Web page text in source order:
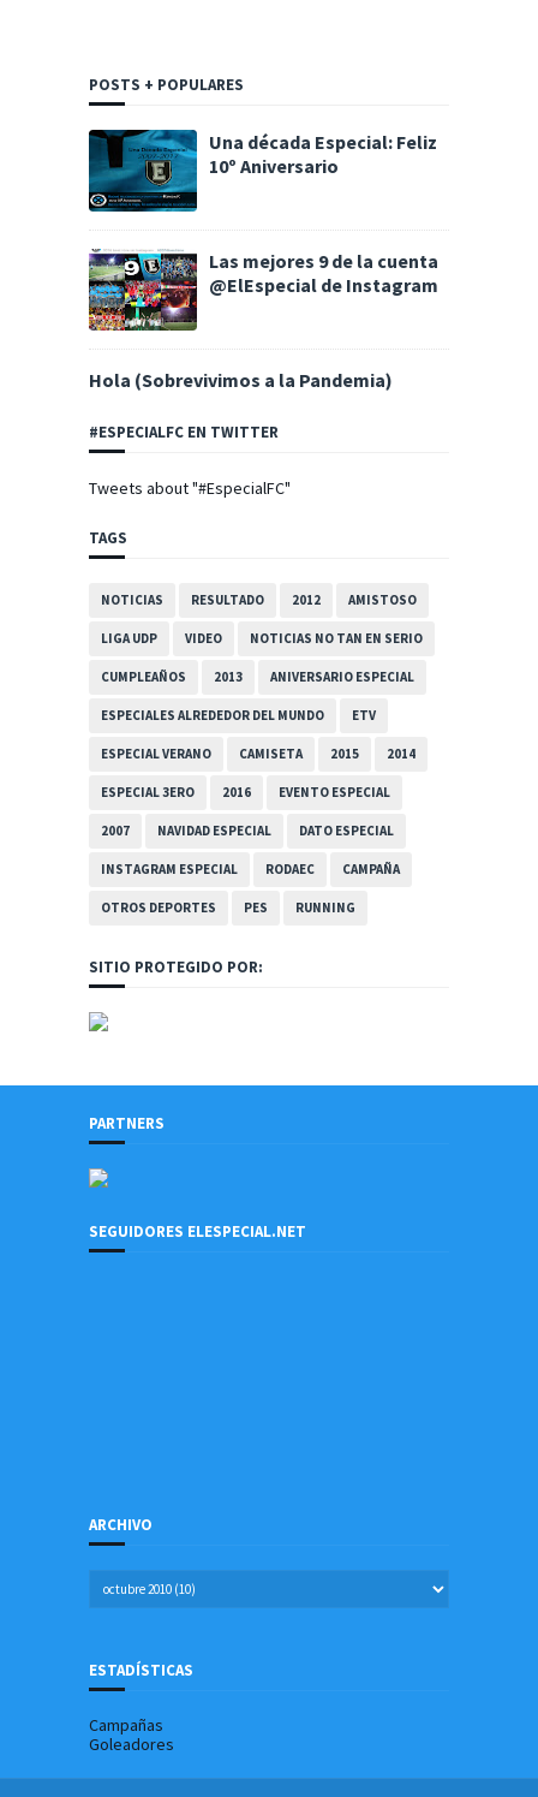
POSTS + POPULARES
Una década Especial: Feliz
10º Aniversario
Las mejores 9 de la cuenta
@ElEspecial de Instagram
Hola (Sobrevivimos a la Pandemia)
#ESPECIALFC EN TWITTER
Tweets about "#EspecialFC"
TAGS
NOTICIAS RESULTADO 2012 AMISTOSO
LIGA UDP VIDEO NOTICIAS NO TAN EN SERIO
CUMPLEAÑOS 2013 ANIVERSARIO ESPECIAL
ESPECIALES ALREDEDOR DEL MUNDO ETV
ESPECIAL VERANO CAMISETA 2015 2014
ESPECIAL 3ERO 2016 EVENTO ESPECIAL
2007 NAVIDAD ESPECIAL DATO ESPECIAL
INSTAGRAM ESPECIAL RODAEC CAMPAÑA
OTROS DEPORTES PES RUNNING
SITIO PROTEGIDO POR:
PARTNERS
SEGUIDORES ELESPECIAL.NET
ARCHIVO
ESTADÍSTICAS
Campañas
Goleadores